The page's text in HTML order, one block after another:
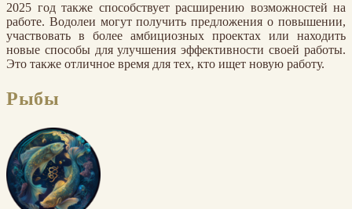
2025 год также способствует расширению возможностей на
работе. Водолеи могут получить предложения о повышении,
участвовать в более амбициозных проектах или находить
новые способы для улучшения эффективности своей работы.
Это также отличное время для тех, кто ищет новую работу.
Рыбы